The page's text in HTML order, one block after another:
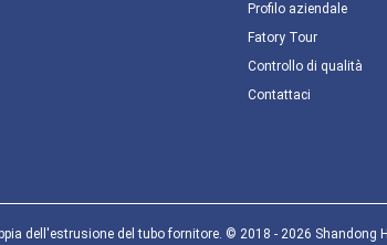
Profilo aziendale
Fatory Tour
Controllo di qualità
Contattaci
dell'estrusione del tubo fornitore. © 2018 - 2026 Shandong